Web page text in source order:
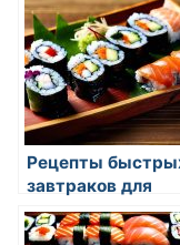
Рецепты
завтраков для
занятых людей